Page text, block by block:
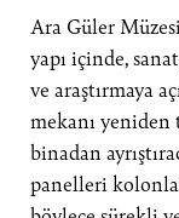
İletişim
EN
Ara Güler
yapı içinde,
ve araştırmaya
mekanı
binadan
panelleri